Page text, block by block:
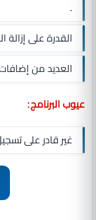
.
القدرة على
العديد من
عيوب البرنامج:
غير قادر على